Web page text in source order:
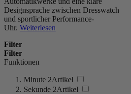
Designsprache zwischen Dresswatch
und sportlicher Performance-
Uhr. Weiterlesen
Filter
Filter
Funktionen
Minute 2Artikel
Sekunde 2Artikel